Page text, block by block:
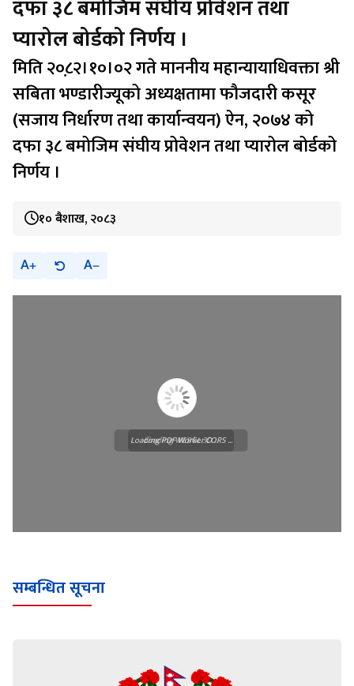
दफा ३८ बमोजिम संघीय प्रोवेशन तथा
प्यारोल बोर्डको निर्णय ।
मिति २०८़२।१०।०२ गते माननीय महान्यायाधिवक्ता श्री
सबिता भण्डारीज्यूको अध्यक्षतामा फौजदारी कसूर
(सजाय निर्धारण तथा कार्यान्वयन) ऐन, २०७४ को
दफा ३८ बमोजिम संघीय प्रोवेशन तथा प्यारोल बोर्डको
निर्णय ।
१० बैशाख, २०८३
A A
Loading WEBGL 3D ...
Loading PDF Worker CORS ...
सम्बन्धित सूचना